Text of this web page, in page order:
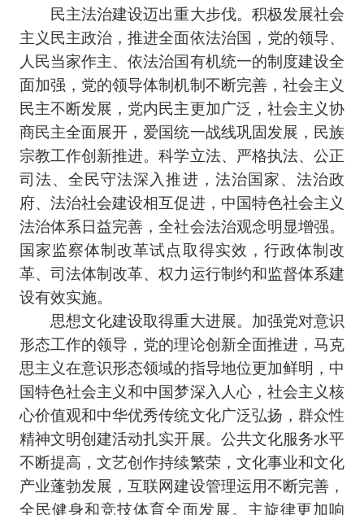
民主法治建设迈出重大步伐。积极发展社会
主义民主政治，推进全面依法治国，党的领导、
人民当家作主、依法治国有机统一的制度建设全
面加强，党的领导体制机制不断完善，社会主义
民主不断发展，党内民主更加广泛，社会主义协
商民主全面展开，爱国统一战线巩固发展，民族
宗教工作创新推进。科学立法、严格执法、公正
司法、全民守法深入推进，法治国家、法治政
府、法治社会建设相互促进，中国特色社会主义
法治体系日益完善，全社会法治观念明显增强。
国家监察体制改革试点取得实效，行政体制改
革、司法体制改革、权力运行制约和监督体系建
设有效实施。
思想文化建设取得重大进展。加强党对意识
形态工作的领导，党的理论创新全面推进，马克
思主义在意识形态领域的指导地位更加鲜明，中
国特色社会主义和中国梦深入人心，社会主义核
心价值观和中华优秀传统文化广泛弘扬，群众性
精神文明创建活动扎实开展。公共文化服务水平
不断提高，文艺创作持续繁荣，文化事业和文化
产业蓬勃发展，互联网建设管理运用不断完善，
全民健身和竞技体育全面发展。主旋律更加响